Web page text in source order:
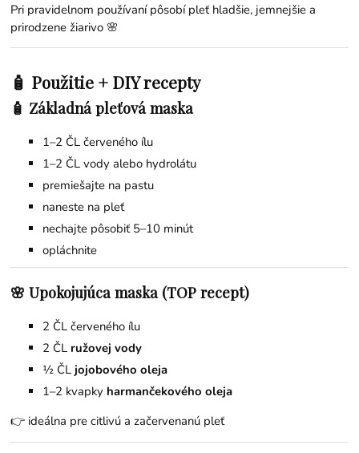
Pri pravidelnom používaní pôsobí pleť hladšie, jemnejšie a
prirodzene žiarivo 🌸
🧴 Použitie + DIY recepty
🧴 Základná pleťová maska
1–2 ČL červeného ílu
1–2 ČL vody alebo hydrolátu
premiešajte na pastu
naneste na pleť
nechajte pôsobiť 5–10 minút
opláchnite
🌸 Upokojujúca maska (TOP recept)
2 ČL červeného ílu
2 ČL ružovej vody
½ ČL jojobového oleja
1–2 kvapky harmančekového oleja
👉 ideálna pre citlivú a začervenanú pleť